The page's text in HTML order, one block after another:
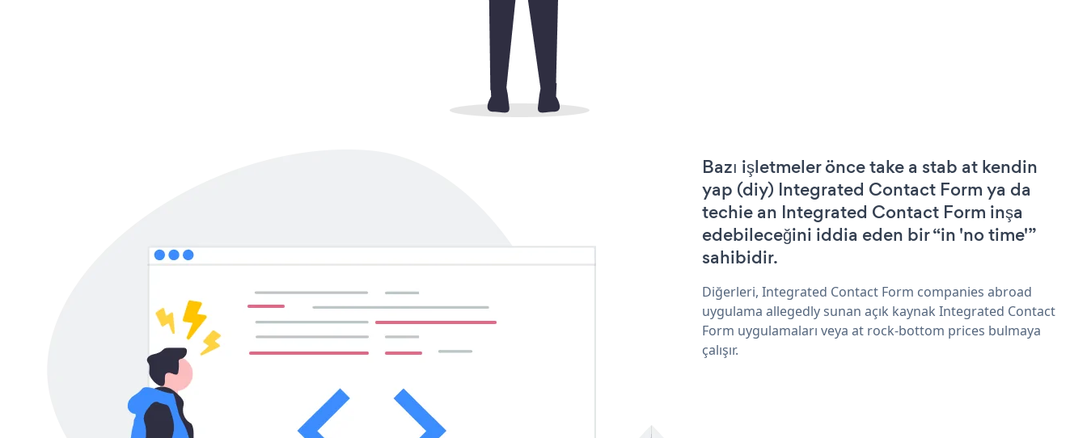
Bazı işletmeler önce take a stab at kendin
yap (diy) Integrated Contact Form ya da
techie an Integrated Contact Form inşa
edebileceğini iddia eden bir “in 'no time'”
sahibidir.
Diğerleri, Integrated Contact Form companies abroad
uygulama allegedly sunan açık kaynak Integrated Contact
Form uygulamaları veya at rock-bottom prices bulmaya
çalışır.